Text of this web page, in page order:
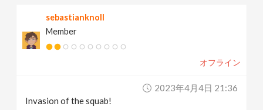
sebastianknoll
Member
オフライン
2023年4月4日 21:36
Invasion of the squab!